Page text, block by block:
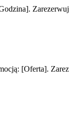
[Oferta].